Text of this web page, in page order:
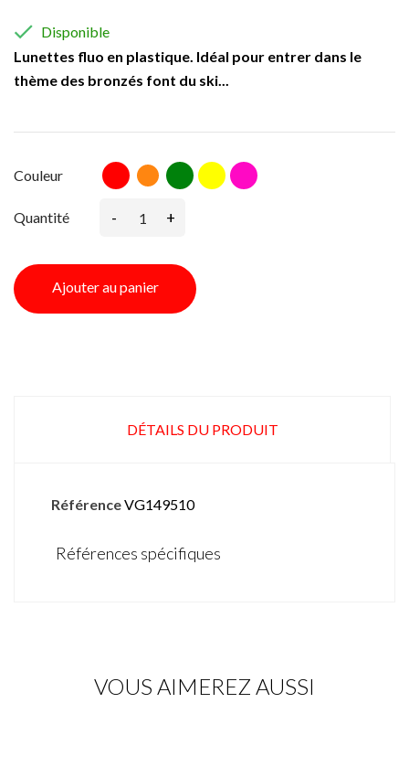
 Disponible
Lunettes fluo en plastique. Idéal pour entrer dans le
thème des bronzés font du ski...
Couleur RougeOrangeVert JauneFuschia
Quantité - +
Ajouter au panier
DÉTAILS DU PRODUIT
RéférenceVG149510
Références spécifiques
VOUS AIMEREZ AUSSI